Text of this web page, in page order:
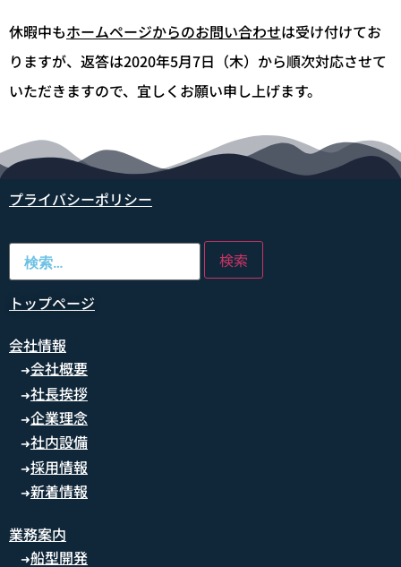
休暇中もホームページからのお問い合わせは受け付けてお
りますが、返答は2020年5月7日（木）から順次対応させて
いただきますので、宜しくお願い申し上げます。
プライバシーポリシー
トップページ
会社情報
➜会社概要
➜社長挨拶
➜企業理念
➜社内設備
➜採用情報
➜新着情報
業務案内
➜船型開発